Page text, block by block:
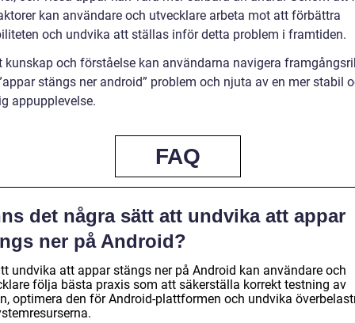
kan användare och utvecklare arbeta mot att förbättra
och undvika att ställas inför detta problem i framtiden.
kunskap och förståelse kan användarna navigera
stängs ner android” problem och njuta av en mer stabil
appupplevelse.
FAQ
det några sätt att undvika att appar
ner på Android?
undvika att appar stängs ner på Android kan användare och
följa bästa praxis som att säkerställa korrekt testning av
optimera den för Android-plattformen och undvika